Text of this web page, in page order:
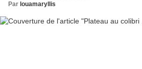
Par louamaryllis